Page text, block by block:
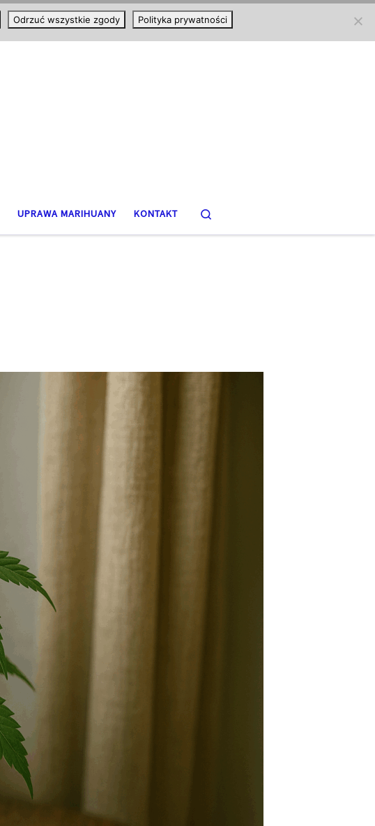
UPRAWA MARIHUANY KONTAKT
Odrzuć wszystkie zgody Polityka prywatności